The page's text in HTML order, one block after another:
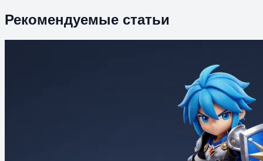
Рекомендуемые статьи